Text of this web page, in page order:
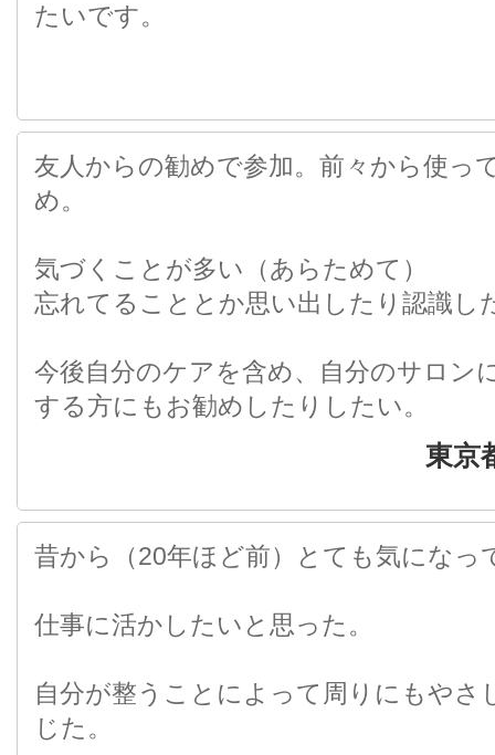
たいです。
友人からの勧めで参加。前々から使っ
め。
気づくことが多い（あらためて）
忘れてることとか思い出したり認識し
今後自分のケアを含め、自分のサロン
する方にもお勧めしたりしたい。
東京
昔から（20年ほど前）とても気になっ
仕事に活かしたいと思った。
自分が整うことによって周りにもやさ
じた。